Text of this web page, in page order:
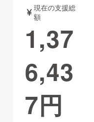
音楽
ゲーム・サ
現在の支援総
額
1,37
6,43
7円